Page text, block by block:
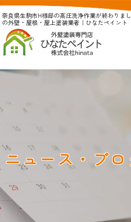
奈良県生駒市H様邸の高圧洗浄作業が終わりま
の外壁・屋根・屋上塗装業者｜ひなたペイント
ニュース・ブ